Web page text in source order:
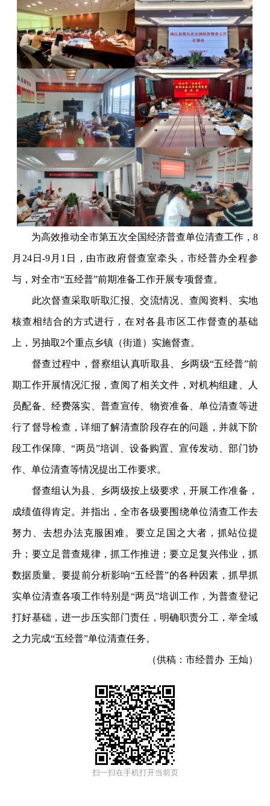
为高效推动全市第五次全国经济普查单位清查工作，8
月24日-9月1日，由市政府督查室牵头，市经普办全程参
与，对全市“五经普”前期准备工作开展专项督查。
此次督查采取听取汇报、交流情况、查阅资料、实地
核查相结合的方式进行，在对各县市区工作督查的基础
上，另抽取2个重点乡镇（街道）实施督查。
督查过程中，督察组认真听取县、乡两级“五经普”前
期工作开展情况汇报，查阅了相关文件，对机构组建、人
员配备、经费落实、普查宣传、物资准备、单位清查等进
行了督导检查，详细了解清查阶段存在的问题，并就下阶
段工作保障、“两员”培训、设备购置、宣传发动、部门协
作、单位清查等情况提出工作要求。
督查组认为县、乡两级按上级要求，开展工作准备，
成绩值得肯定。并指出，全市各级要围绕单位清查工作去
努力、去想办法克服困难。要立足国之大者，抓站位提
升；要立足普查规律，抓工作推进；要立足复兴伟业，抓
数据质量。要提前分析影响“五经普”的各种因素，抓早抓
实单位清查各项工作特别是“两员”培训工作，为普查登记
打好基础，进一步压实部门责任，明确职责分工，举全域
之力完成“五经普”单位清查任务。
（供稿：市经普办 王灿）
扫一扫在手机打开当前页